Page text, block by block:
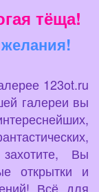
тёща!
123ot.ru
галереи вы
Вы
открытки и
Всё для